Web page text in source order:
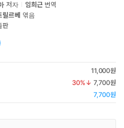
저자 임희근 번역
릴르베 엮음
판
11,000원
30%↓ 7,700원
7,700원